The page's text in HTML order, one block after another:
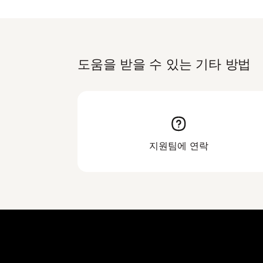
도움을 받을 수 있는 기타 방법
지원팀에 연락